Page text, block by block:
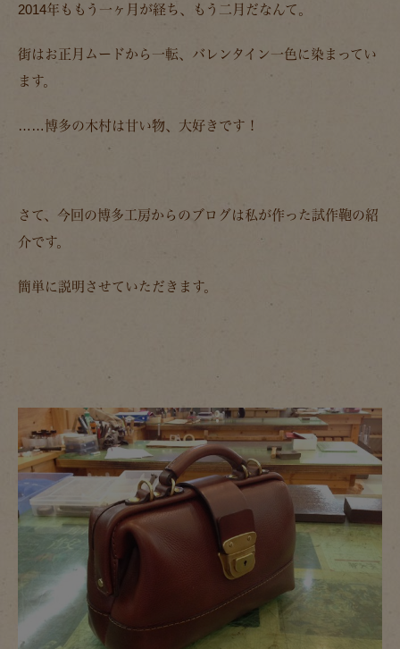
2014年ももう一ヶ月が経ち、もう二月だなんて。
街はお正月ムードから一転、バレンタイン一色に染まってい
ます。
……博多の木村は甘い物、大好きです！
さて、今回の博多工房からのブログは私が作った試作鞄の紹
介です。
簡単に説明させていただきます。